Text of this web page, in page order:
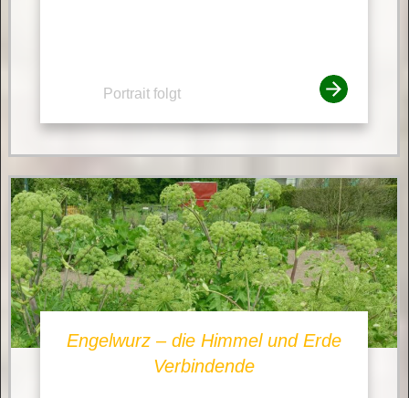
Portrait folgt
Engelwurz – die Himmel und Erde
Verbindende